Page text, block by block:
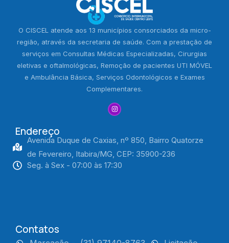
O CISCEL atende aos 13 municípios consorciados da micro-
região, através da secretaria de saúde. Com a prestação de
serviços em Consultas Médicas Especializadas, Cirurgias
eletivas e oftalmológicas, Remoção de pacientes UTI MÓVEL
e Ambulância Básica, Serviços Odontológicos e Exames
Complementares.
Endereço
Avenida Duque de Caxias, nº 850, Bairro Quatorze
de Fevereiro, Itabira/MG, CEP: 35900-236
Seg. à Sex - 07:00 às 17:30
Contatos